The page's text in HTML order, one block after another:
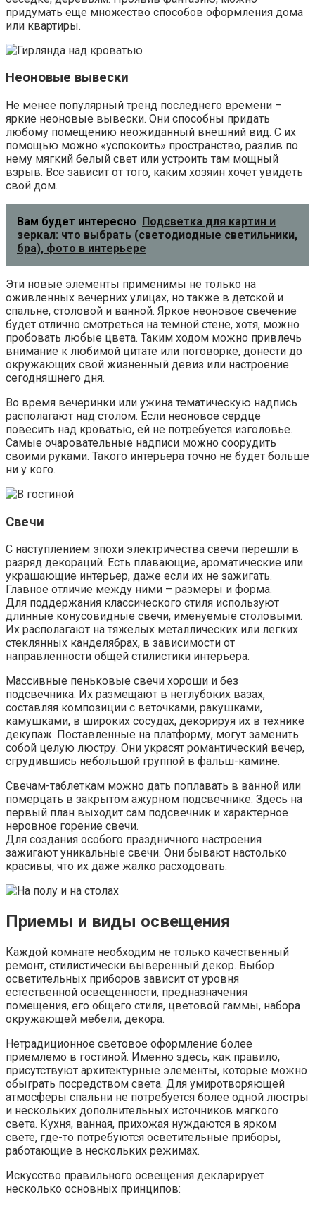
придумать еще множество способов оформления дома
или квартиры.
Неоновые вывески
Не менее популярный тренд последнего времени –
яркие неоновые вывески. Они способны придать
любому помещению неожиданный внешний вид. С их
помощью можно «успокоить» пространство, разлив по
нему мягкий белый свет или устроить там мощный
взрыв. Все зависит от того, каким хозяин хочет увидеть
свой дом.
Вам будет интересно Подсветка для картин и
зеркал: что выбрать (светодиодные светильники,
бра), фото в интерьере
Эти новые элементы применимы не только на
оживленных вечерних улицах, но также в детской и
спальне, столовой и ванной. Яркое неоновое свечение
будет отлично смотреться на темной стене, хотя, можно
пробовать любые цвета. Таким ходом можно привлечь
внимание к любимой цитате или поговорке, донести до
окружающих свой жизненный девиз или настроение
сегодняшнего дня.
Во время вечеринки или ужина тематическую надпись
располагают над столом. Если неоновое сердце
повесить над кроватью, ей не потребуется изголовье.
Самые очаровательные надписи можно соорудить
своими руками. Такого интерьера точно не будет больше
ни у кого.
Свечи
С наступлением эпохи электричества свечи перешли в
разряд декораций. Есть плавающие, ароматические или
украшающие интерьер, даже если их не зажигать.
Главное отличие между ними – размеры и форма.
Для поддержания классического стиля используют
длинные конусовидные свечи, именуемые столовыми.
Их располагают на тяжелых металлических или легких
стеклянных канделябрах, в зависимости от
направленности общей стилистики интерьера.
Массивные пеньковые свечи хороши и без
подсвечника. Их размещают в неглубоких вазах,
составляя композиции с веточками, ракушками,
камушками, в широких сосудах, декорируя их в технике
декупаж. Поставленные на платформу, могут заменить
собой целую люстру. Они украсят романтический вечер,
сгрудившись небольшой группой в фальш-камине.
Свечам-таблеткам можно дать поплавать в ванной или
померцать в закрытом ажурном подсвечнике. Здесь на
первый план выходит сам подсвечник и характерное
неровное горение свечи.
Для создания особого праздничного настроения
зажигают уникальные свечи. Они бывают настолько
красивы, что их даже жалко расходовать.
Приемы и виды освещения
Каждой комнате необходим не только качественный
ремонт, стилистически выверенный декор. Выбор
осветительных приборов зависит от уровня
естественной освещенности, предназначения
помещения, его общего стиля, цветовой гаммы, набора
окружающей мебели, декора.
Нетрадиционное световое оформление более
приемлемо в гостиной. Именно здесь, как правило,
присутствуют архитектурные элементы, которые можно
обыграть посредством света. Для умиротворяющей
атмосферы спальни не потребуется более одной люстры
и нескольких дополнительных источников мягкого
света. Кухня, ванная, прихожая нуждаются в ярком
свете, где-то потребуются осветительные приборы,
работающие в нескольких режимах.
Искусство правильного освещения декларирует
несколько основных принципов: